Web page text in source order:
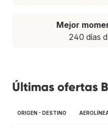
Mejor
240 días
Últimas ofertas
ORIGEN - DESTINO